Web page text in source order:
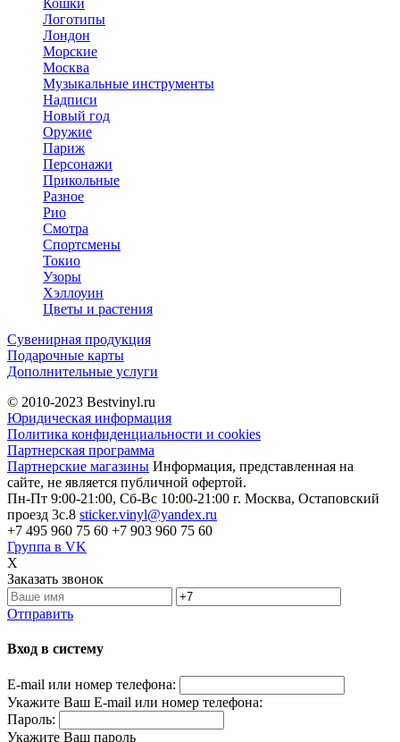
Логотипы
Лондон
Морские
Москва
Музыкальные инструменты
Надписи
Новый год
Оружие
Париж
Персонажи
Прикольные
Разное
Рио
Смотра
Спортсмены
Токио
Узоры
Хэллоуин
Цветы и растения
Сувенирная продукция
Подарочные карты
Дополнительные услуги
© 2010-2023 Bestvinyl.ru
Юридическая информация
Политика конфиденциальности и cookies
Партнерская программа
Партнерские магазины Информация, представленная на
сайте, не является публичной офертой.
Пн-Пт 9:00-21:00, Сб-Вс 10:00-21:00 г. Москва, Остаповский
проезд 3с.8 sticker.vinyl@yandex.ru
+7 495 960 75 60 +7 903 960 75 60
Группа в VK
X
Заказать звонок
Отправить
Вход в систему
E-mail или номер телефона:
Укажите Ваш E-mail или номер телефона:
Пароль:
Укажите Ваш пароль